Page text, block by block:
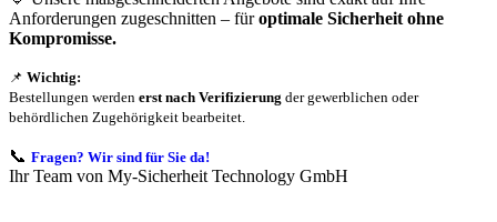
Anforderungen zugeschnitten – füroptimale Sicherheit ohne
Kompromisse.
📌 Wichtig:
Bestellungen werden erst nach Verifizierung der gewerblichen oder
behördlichen Zugehörigkeit bearbeitet.
📞 Fragen? Wir sind für Sie da!
Ihr Team von My-Sicherheit Technology GmbH